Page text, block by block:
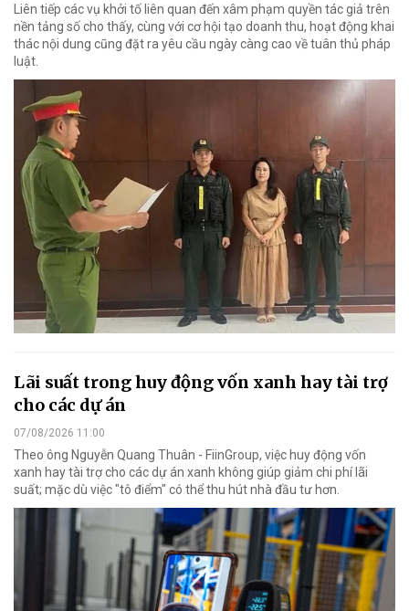
Liên tiếp các vụ khởi tố liên quan đến xâm phạm quyền tác giả trên
nền tảng số cho thấy, cùng với cơ hội tạo doanh thu, hoạt động khai
thác nội dung cũng đặt ra yêu cầu ngày càng cao về tuân thủ pháp
luật.
Lãi suất trong huy động vốn xanh hay tài trợ
cho các dự án
07/08/2026 11:00
Theo ông Nguyễn Quang Thuân - FiinGroup, việc huy động vốn
xanh hay tài trợ cho các dự án xanh không giúp giảm chi phí lãi
suất; mặc dù việc "tô điểm" có thể thu hút nhà đầu tư hơn.